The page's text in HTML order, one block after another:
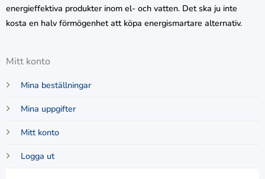
energieffektiva produkter inom el- och vatten. Det ska ju inte
kosta en halv förmögenhet att köpa energismartare alternativ.
Mitt konto
Mina beställningar
Mina uppgifter
Mitt konto
Logga ut